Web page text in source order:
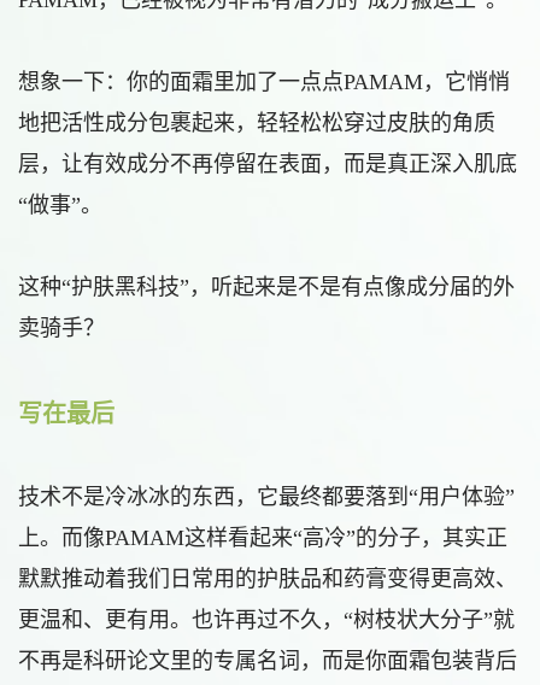
想象一下：你的面霜里加了一点点PAMAM，它悄悄
地把活性成分包裹起来，轻轻松松穿过皮肤的角质
层，让有效成分不再停留在表面，而是真正深入肌底
“做事”。
这种“护肤黑科技”，听起来是不是有点像成分届的外
卖骑手？
写在最后
技术不是冷冰冰的东西，它最终都要落到“用户体验”
上。而像PAMAM这样看起来“高冷”的分子，其实正
默默推动着我们日常用的护肤品和药膏变得更高效、
更温和、更有用。也许再过不久，“树枝状大分子”就
不再是科研论文里的专属名词，而是你面霜包装背后